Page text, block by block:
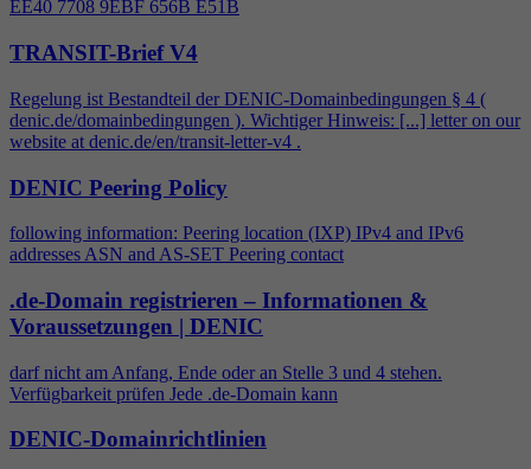
EE40 7708 9EBF 656B E51B
TRANSIT-Brief V4
Regelung ist Bestandteil der DENIC-Domainbedingungen § 4 (
denic.de/domainbedingungen ). Wichtiger Hinweis: [...] letter on our
website at denic.de/en/transit-letter-v4 .
DENIC Peering Policy
following information: Peering location (IXP) IPv4 and IPv6
addresses ASN and AS-SET Peering contact
.de-Domain registrieren – Informationen &
Voraussetzungen | DENIC
darf nicht am Anfang, Ende oder an Stelle 3 und 4 stehen.
Verfügbarkeit prüfen Jede .de-Domain kann
DENIC-Domainrichtlinien